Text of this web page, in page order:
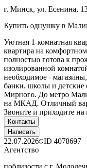
г. Минск, ул. Есенина,
Купить однушку в
Уютная 1-комнатная
квартира на
полностью готова к
изолированной
необходимое -
банки, школы и
Мирного. До метро
на МКАД. Отличный
Звоните и приходите на
Контакты
Написать
22.07.2026 ID 4078697
Агентство
поблизости с г.